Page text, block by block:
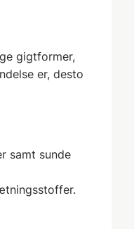
gigtformer,
er, desto
samt sunde